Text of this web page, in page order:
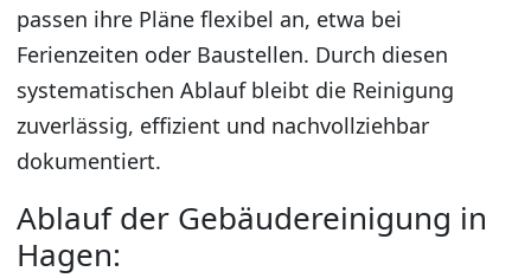
passen ihre Pläne flexibel an, etwa bei
Ferienzeiten oder Baustellen. Durch diesen
systematischen Ablauf bleibt die Reinigung
zuverlässig, effizient und nachvollziehbar
dokumentiert.
Ablauf der Gebäudereinigung in
Hagen: